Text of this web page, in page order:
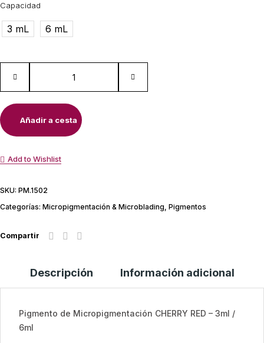
Capacidad
3 mL 6 mL
Añadir a cesta
Add to Wishlist
SKU: PM.1502
Categorías: Micropigmentación & Microblading, Pigmentos
Compartir
Descripción Información adicional
Pigmento de Micropigmentación CHERRY RED – 3ml /
6ml